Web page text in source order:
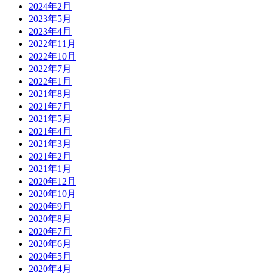
2024年2月
2023年5月
2023年4月
2022年11月
2022年10月
2022年7月
2022年1月
2021年8月
2021年7月
2021年5月
2021年4月
2021年3月
2021年2月
2021年1月
2020年12月
2020年10月
2020年9月
2020年8月
2020年7月
2020年6月
2020年5月
2020年4月